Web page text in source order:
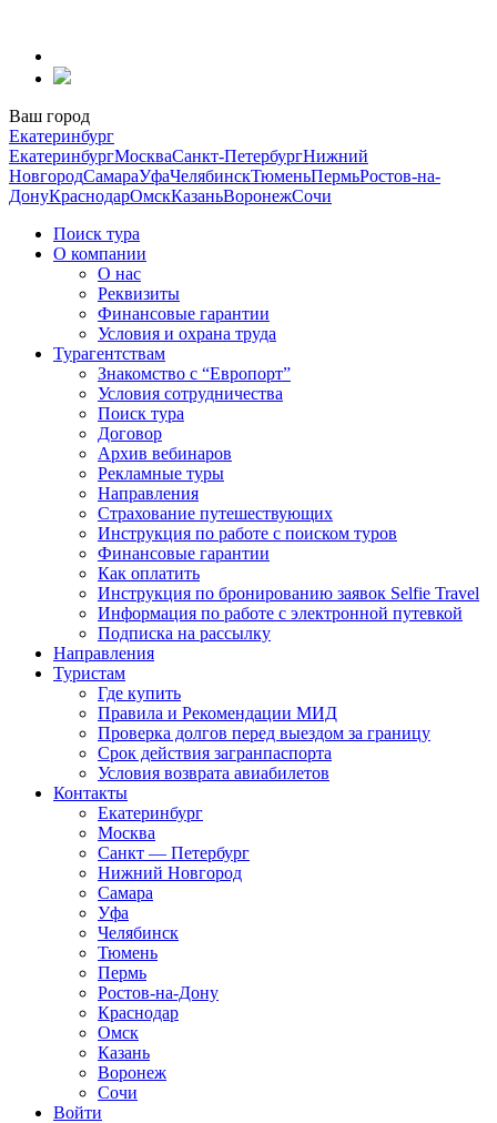
содержанию
Ваш город
Екатеринбург
ЕкатеринбургМоскваСанкт-ПетербургНижний
НовгородСамараУфаЧелябинскТюменьПермьРостов-на-
ДонуКраснодарОмскКазаньВоронежСочи
Поиск тура
О компании
О нас
Реквизиты
Финансовые гарантии
Условия и охрана труда
Турагентствам
Знакомство с “Европорт”
Условия сотрудничества
Поиск тура
Договор
Архив вебинаров
Рекламные туры
Направления
Страхование путешествующих
Инструкция по работе с поиском туров
Финансовые гарантии
Как оплатить
Инструкция по бронированию заявок Selfie Travel
Информация по работе с электронной путевкой
Подписка на рассылку
Направления
Туристам
Где купить
Правила и Рекомендации МИД
Проверка долгов перед выездом за границу
Срок действия загранпаспорта
Условия возврата авиабилетов
Контакты
Екатеринбург
Москва
Санкт — Петербург
Нижний Новгород
Самара
Уфа
Челябинск
Тюмень
Пермь
Ростов-на-Дону
Краснодар
Омск
Казань
Воронеж
Сочи
Войти